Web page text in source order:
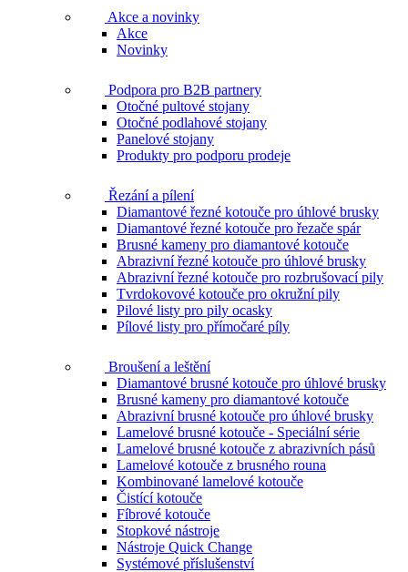
Akce a novinky
Akce
Novinky
Podpora pro B2B partnery
Otočné pultové stojany
Otočné podlahové stojany
Panelové stojany
Produkty pro podporu prodeje
Řezání a pílení
Diamantové řezné kotouče pro úhlové brusky
Diamantové řezné kotouče pro řezače spár
Brusné kameny pro diamantové kotouče
Abrazivní řezné kotouče pro úhlové brusky
Abrazivní řezné kotouče pro rozbrušovací pily
Tvrdokovové kotouče pro okružní pily
Pilové listy pro pily ocasky
Pílové listy pro přímočaré píly
Broušení a leštění
Diamantové brusné kotouče pro úhlové brusky
Brusné kameny pro diamantové kotouče
Abrazivní brusné kotouče pro úhlové brusky
Lamelové brusné kotouče - Speciální série
Lamelové brusné kotouče z abrazivních pásů
Lamelové kotouče z brusného rouna
Kombinované lamelové kotouče
Čistící kotouče
Fíbrové kotouče
Stopkové nástroje
Nástroje Quick Change
Systémové příslušenství